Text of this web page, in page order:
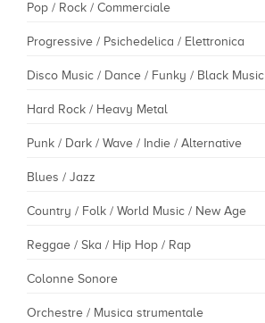
Pop / Rock / Commerciale
Progressive / Psichedelica / Elettronica
Disco Music / Dance / Funky / Black Music
Hard Rock / Heavy Metal
Punk / Dark / Wave / Indie / Alternative
Blues / Jazz
Country / Folk / World Music / New Age
Reggae / Ska / Hip Hop / Rap
Colonne Sonore
Orchestre / Musica strumentale